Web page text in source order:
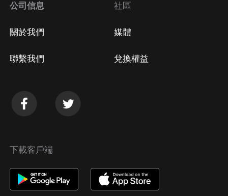
公司信息
關於我們
聯繫我們
社區
媒體
兌換權益
下載客戶端